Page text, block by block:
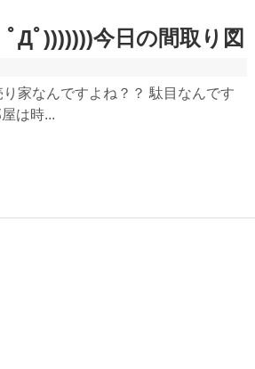
ﾟ)))))))今日の間取り図
家なんですよね？？ 駄目なんです
は時...